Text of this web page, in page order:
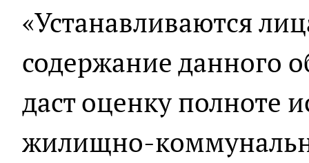
«Устанавливаются
содержание данного
даст оценку полноте
жилищно-